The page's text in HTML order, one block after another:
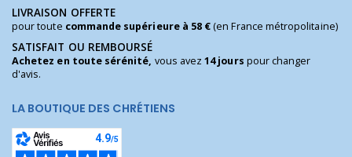
LIVRAISON OFFERTE
pour toute commande supérieure à 58 €(en France métropolitaine)
SATISFAIT OU REMBOURSÉ
Achetez en toute sérénité, vous avez14 jours pour changer
d'avis.
LA BOUTIQUE DES CHRÉTIENS